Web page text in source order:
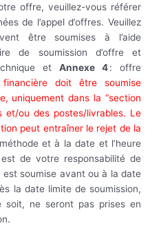
offre, veuillez-vous référer
de l’appel d’offres. Veuillez
être soumises à l’aide
de soumission d’offre et
et Annexe 4: offre
doit être soumise
uniquement dans la “section
et/ou des postes/livrables. Le
peut entraîner le rejet de la
et à la date et l’heure
de votre responsabilité de
soumise avant ou à la date
la date limite de soumission,
soit, ne seront pas prises en